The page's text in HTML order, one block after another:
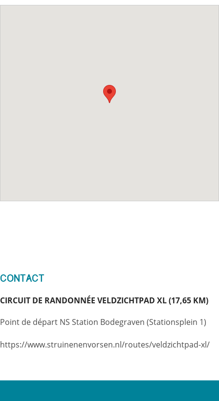
Contact
CIRCUIT DE RANDONNÉE VELDZICHTPAD XL (17,65 KM)
Point de départ NS Station Bodegraven (Stationsplein 1)
https://www.struinenenvorsen.nl/routes/veldzichtpad-xl/